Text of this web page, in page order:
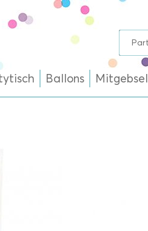
Ballons Mitgebsel